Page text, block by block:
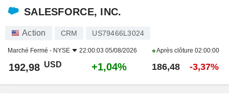
SALESFORCE, INC.
Action CRM US79466L3024
Marché Fermé - NYSE 22:00:03 05/08/2026 Après clôture 02:00:00
192,98 USD +1,04% 186,48 -3,37%